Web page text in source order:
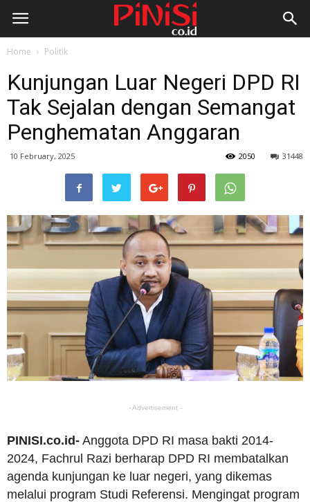
Home Politik
Kunjungan Luar Negeri DPD RI
Tak Sejalan dengan Semangat
Penghematan Anggaran
10 February, 2025 31448
2050
- Advertisement -
PINISI.co.id- Anggota DPD RI masa bakti 2014-
2024, Fachrul Razi berharap DPD RI membatalkan
agenda kunjungan ke luar negeri, yang dikemas
melalui program Studi Referensi. Mengingat program